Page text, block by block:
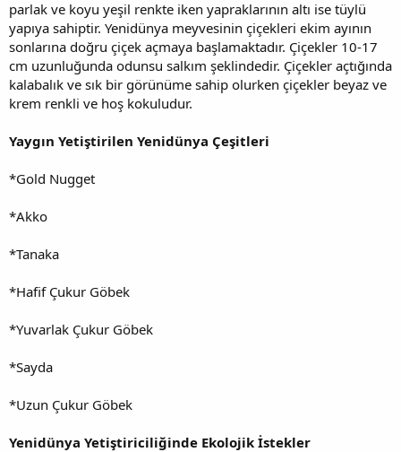
parlak ve koyu yeşil renkte iken yapraklarının altı ise tüylü
yapıya sahiptir. Yenidünya meyvesinin çiçekleri ekim ayının
sonlarına doğru çiçek açmaya başlamaktadır. Çiçekler 10-17
cm uzunluğunda odunsu salkım şeklindedir. Çiçekler açtığında
kalabalık ve sık bir görünüme sahip olurken çiçekler beyaz ve
krem renkli ve hoş kokuludur.
Yaygın Yetiştirilen Yenidünya Çeşitleri
*Gold Nugget
*Akko
*Tanaka
*Hafif Çukur Göbek
*Yuvarlak Çukur Göbek
*Sayda
*Uzun Çukur Göbek
Yenidünya Yetiştiriciliğinde Ekolojik İstekler